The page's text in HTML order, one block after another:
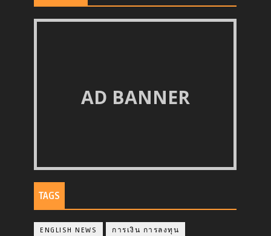
AD BANNER
TAGS
ENGLISH NEWS การเงิน การลงทุน